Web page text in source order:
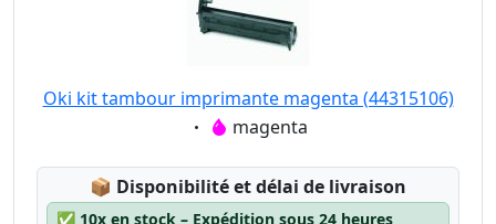
Oki kit tambour imprimante magenta (44315106)
Eigenschaft:
magenta
📦 Lagerstatus:
Disponibilité et délai de livraison
✅ 10x en stock – Expédition sous 24 heures